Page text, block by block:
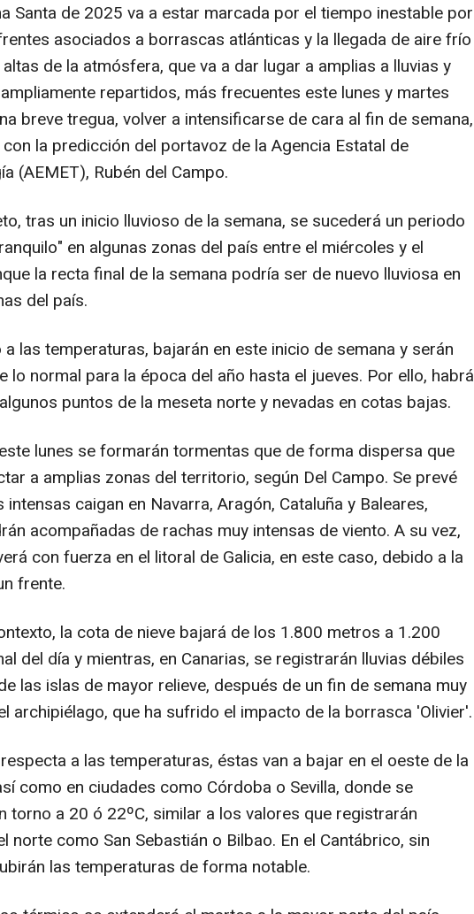
Santa de 2025 va a estar marcada por el tiempo inestable por
asociados a borrascas atlánticas y la llegada de aire frío
de la atmósfera, que va a dar lugar a amplias a lluvias y
repartidos, más frecuentes este lunes y martes
breve tregua, volver a intensificarse de cara al fin de semana,
la predicción del portavoz de la Agencia Estatal de
(AEMET), Rubén del Campo.
tras un inicio lluvioso de la semana, se sucederá un periodo
en algunas zonas del país entre el miércoles y el
la recta final de la semana podría ser de nuevo lluviosa en
del país.
a las temperaturas, bajarán en este inicio de semana y serán
lo normal para la época del año hasta el jueves. Por ello, habrá
puntos de la meseta norte y nevadas en cotas bajas.
lunes se formarán tormentas que de forma dispersa que
a amplias zonas del territorio, según Del Campo. Se prevé
intensas caigan en Navarra, Aragón, Cataluña y Baleares,
acompañadas de rachas muy intensas de viento. A su vez,
con fuerza en el litoral de Galicia, en este caso, debido a la
frente.
la cota de nieve bajará de los 1.800 metros a 1.200
del día y mientras, en Canarias, se registrarán lluvias débiles
las islas de mayor relieve, después de un fin de semana muy
archipiélago, que ha sufrido el impacto de la borrasca 'Olivier'.
a las temperaturas, éstas van a bajar en el oeste de la
como en ciudades como Córdoba o Sevilla, donde se
torno a 20 ó 22ºC, similar a los valores que registrarán
norte como San Sebastián o Bilbao. En el Cantábrico, sin
las temperaturas de forma notable.